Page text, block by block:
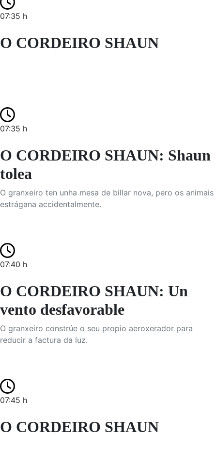
07:35 h
O CORDEIRO SHAUN
07:35 h
O CORDEIRO SHAUN: Shaun
tolea
O granxeiro ten unha mesa de billar nova, pero os animais
estrágana accidentalmente.
07:40 h
O CORDEIRO SHAUN: Un
vento desfavorable
O granxeiro constrúe o seu propio aeroxerador para
reducir a factura da luz.
07:45 h
O CORDEIRO SHAUN